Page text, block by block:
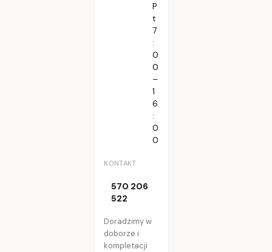
P
t
7
:
0
0
–
1
6
:
0
0
KONTAKT
570 206
522
Doradzimy w
doborze i
kompletacji